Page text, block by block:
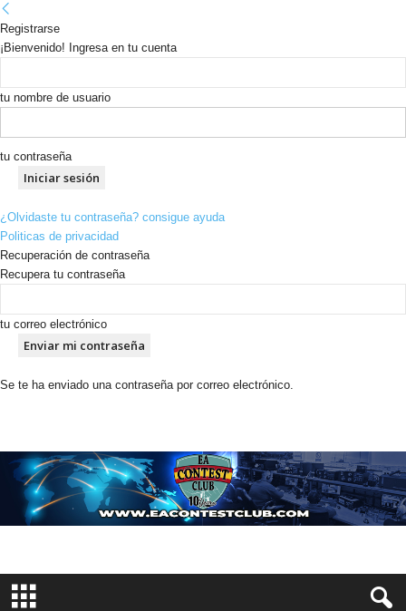
Registrarse
¡Bienvenido! Ingresa en tu cuenta
tu nombre de usuario
tu contraseña
¿Olvidaste tu contraseña? consigue ayuda
Politicas de privacidad
Recuperación de contraseña
Recupera tu contraseña
tu correo electrónico
Se te ha enviado una contraseña por correo electrónico.